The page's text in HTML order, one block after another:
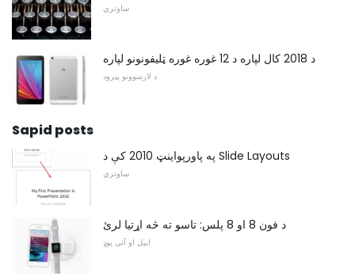
ساوتري
د 2018 کال لپاره د 12 غوره غوره ټلیفونونو لپاره
د لارښوونو پیرود
Sapid posts
په پاورپواینټ 2010 کې د Slide Layouts
ساوتري
د فون 8 او 8 پلس: تاسو ته څه اړتیا لرئ
ایپل او آئی پوډ